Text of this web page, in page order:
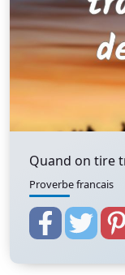
Quand on tire
Proverbe francais